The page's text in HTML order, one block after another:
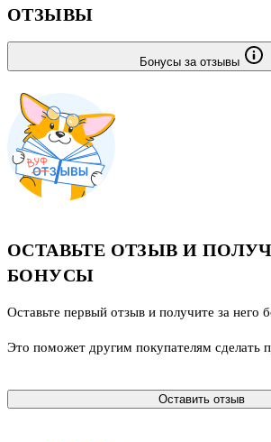
ОТЗЫВЫ
Бонусы за отзывы
ОСТАВЬТЕ ОТЗЫВ И
БОНУСЫ
Оставьте первый отзыв и получите за него
Это поможет другим покупателям сделать
Оставить отзыв